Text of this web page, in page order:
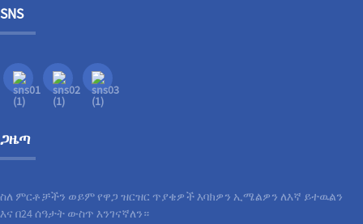
SNS
ጋዜጣ
ስለ ምርቶቻችን ወይም የዋጋ ዝርዝር ጥያቄዎች እባክዎን ኢሜልዎን ለእኛ ይተዉልን
እና በ24 ሰዓታት ውስጥ እንገናኛለን።